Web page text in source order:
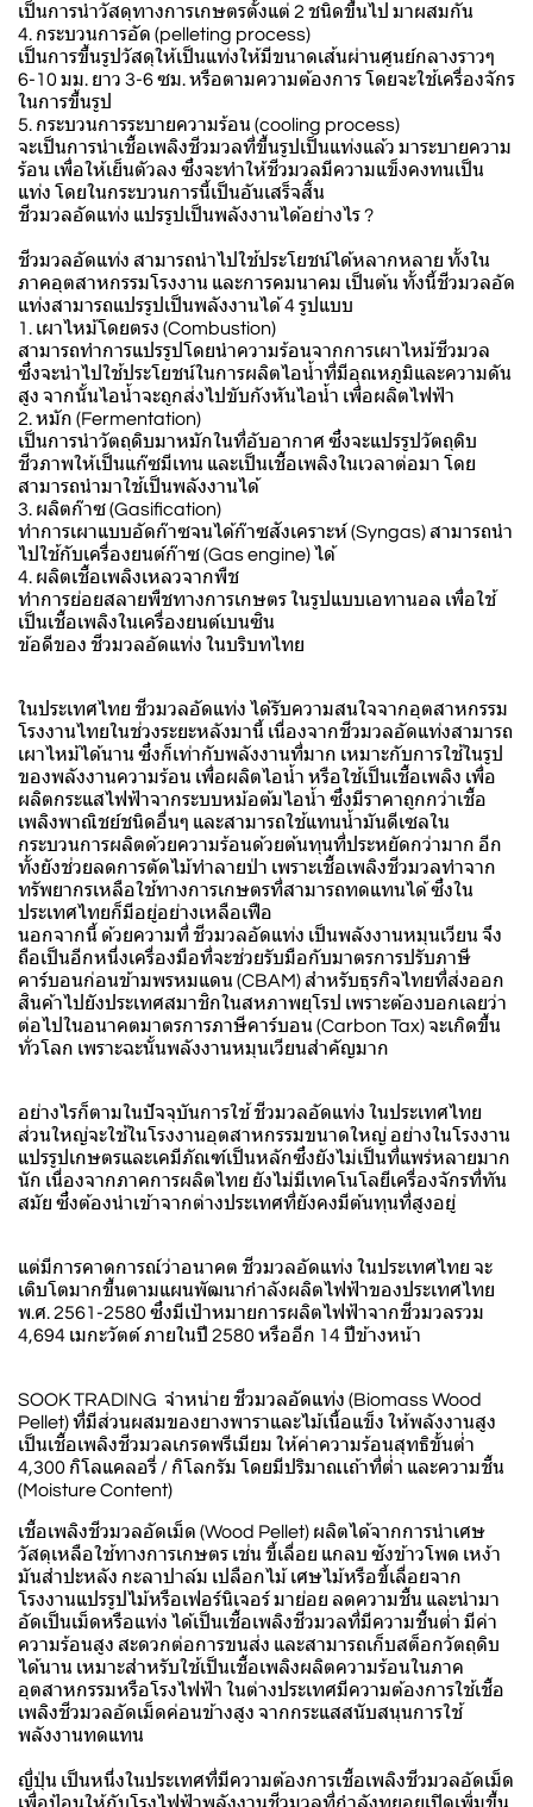
เป็นการนำวัสดุทางการเกษตรตั้งแต่ 2 ชนิดขึ้นไป มาผสมกัน
4. กระบวนการอัด (pelleting process)
เป็นการขึ้นรูปวัสดุให้เป็นแท่งให้มีขนาดเส้นผ่านศูนย์กลางราวๆ
6-10 มม. ยาว 3-6 ซม. หรือตามความต้องการ โดยจะใช้เครื่องจักร
ในการขึ้นรูป
5. กระบวนการระบายความร้อน (cooling process)
จะเป็นการนำเชื้อเพลิงชีวมวลที่ขึ้นรูปเป็นแท่งแล้ว มาระบายความ
ร้อน เพื่อให้เย็นตัวลง ซึ่งจะทำให้ชีวมวลมีความแข็งคงทนเป็น
แท่ง โดยในกระบวนการนี้เป็นอันเสร็จสิ้น
ชีวมวลอัดแท่ง แปรรูปเป็นพลังงานได้อย่างไร ?
ชีวมวลอัดแท่ง สามารถนำไปใช้ประโยชน์ได้หลากหลาย ทั้งใน
ภาคอุตสาหกรรมโรงงาน และการคมนาคม เป็นต้น ทั้งนี้ชีวมวลอัด
แท่งสามารถแปรรูปเป็นพลังงานได้ 4 รูปแบบ
1. เผาไหม้โดยตรง (Combustion)
สามารถทำการแปรรูปโดยนำความร้อนจากการเผาไหม้ชีวมวล
ซึ่งจะนำไปใช้ประโยชน์ในการผลิตไอน้ำที่มีอุณหภูมิและความดัน
สูง จากนั้นไอน้ำจะถูกส่งไปขับกังหันไอน้ำ เพื่อผลิตไฟฟ้า
2. หมัก (Fermentation)
เป็นการนำวัตถุดิบมาหมักในที่อับอากาศ ซึ่งจะแปรรูปวัตถุดิบ
ชีวภาพให้เป็นแก๊ซมีเทน และเป็นเชื้อเพลิงในเวลาต่อมา โดย
สามารถนำมาใช้เป็นพลังงานได้
3. ผลิตก๊าซ (Gasification)
ทำการเผาแบบอัดก๊าซจนได้ก๊าซสังเคราะห์ (Syngas) สามารถนำ
ไปใช้กับเครื่องยนต์ก๊าซ (Gas engine) ได้
4. ผลิตเชื้อเพลิงเหลวจากพืช
ทำการย่อยสลายพืชทางการเกษตร ในรูปแบบเอทานอล เพื่อใช้
เป็นเชื้อเพลิงในเครื่องยนต์เบนซิน
ข้อดีของ ชีวมวลอัดแท่ง ในบริบทไทย
ในประเทศไทย ชีวมวลอัดแท่ง ได้รับความสนใจจากอุตสาหกรรม
โรงงานไทยในช่วงระยะหลังมานี้ เนื่องจากชีวมวลอัดแท่งสามารถ
เผาไหม้ได้นาน ซึ่งก็เท่ากับพลังงานที่มาก เหมาะกับการใช้ในรูป
ของพลังงานความร้อน เพื่อผลิตไอน้ำ หรือใช้เป็นเชื้อเพลิง เพื่อ
ผลิตกระแสไฟฟ้าจากระบบหม้อต้มไอน้ำ ซึ่งมีราคาถูกกว่าเชื้อ
เพลิงพาณิชย์ชนิดอื่นๆ และสามารถใช้แทนน้ำมันดีเซลใน
กระบวนการผลิตด้วยความร้อนด้วยต้นทุนที่ประหยัดกว่ามาก อีก
ทั้งยังช่วยลดการตัดไม้ทำลายป่า เพราะเชื้อเพลิงชีวมวลทำจาก
ทรัพยากรเหลือใช้ทางการเกษตรที่สามารถทดแทนได้ ซึ่งใน
ประเทศไทยก็มีอยู่อย่างเหลือเฟือ
นอกจากนี้ ด้วยความที่ ชีวมวลอัดแท่ง เป็นพลังงานหมุนเวียน จึง
ถือเป็นอีกหนึ่งเครื่องมือที่จะช่วยรับมือกับมาตรการปรับภาษี
คาร์บอนก่อนข้ามพรหมแดน (CBAM) สำหรับธุรกิจไทยที่ส่งออก
สินค้าไปยังประเทศสมาชิกในสหภาพยุโรป เพราะต้องบอกเลยว่า
ต่อไปในอนาคตมาตรการภาษีคาร์บอน (Carbon Tax) จะเกิดขึ้น
ทั่วโลก เพราะฉะนั้นพลังงานหมุนเวียนสำคัญมาก
อย่างไรก็ตามในปัจจุบันการใช้ ชีวมวลอัดแท่ง ในประเทศไทย
ส่วนใหญ่จะใช้ในโรงงานอุตสาหกรรมขนาดใหญ่ อย่างในโรงงาน
แปรรูปเกษตรและเคมีภัณฑ์เป็นหลักซึ่งยังไม่เป็นที่แพร่หลายมาก
นัก เนื่องจากภาคการผลิตไทย ยังไม่มีเทคโนโลยีเครื่องจักรที่ทัน
สมัย ซึ่งต้องนำเข้าจากต่างประเทศที่ยังคงมีต้นทุนที่สูงอยู่
แต่มีการคาดการณ์ว่าอนาคต ชีวมวลอัดแท่ง ในประเทศไทย จะ
เติบโตมากขึ้นตามแผนพัฒนากำลังผลิตไฟฟ้าของประเทศไทย
พ.ศ. 2561-2580 ซึ่งมีเป้าหมายการผลิตไฟฟ้าจากชีวมวลรวม
4,694 เมกะวัตต์ ภายในปี 2580 หรืออีก 14 ปีข้างหน้า
SOOK TRADING จำหน่าย ชีวมวลอัดแท่ง (Biomass Wood
Pellet) ที่มีส่วนผสมของยางพาราและไม้เนื้อแข็ง ให้พลังงานสูง
เป็นเชื้อเพลิงชีวมวลเกรดพรีเมียม ให้ค่าความร้อนสุทธิขั้นต่ำ
4,300 กิโลแคลอรี่ / กิโลกรัม โดยมีปริมาณเถ้าที่ต่ำ และความชื้น
(Moisture Content)
เชื้อเพลิงชีวมวลอัดเม็ด (Wood Pellet) ผลิตได้จากการนำเศษ
วัสดุเหลือใช้ทางการเกษตร เช่น ขี้เลื่อย แกลบ ซังข้าวโพด เหง้า
มันสำปะหลัง กะลาปาล์ม เปลือกไม้ เศษไม้หรือขี้เลื่อยจาก
โรงงานแปรรูปไม้หรือเฟอร์นิเจอร์ มาย่อย ลดความชื้น และนำมา
อัดเป็นเม็ดหรือแท่ง ได้เป็นเชื้อเพลิงชีวมวลที่มีความชื้นต่ำ มีค่า
ความร้อนสูง สะดวกต่อการขนส่ง และสามารถเก็บสต็อกวัตถุดิบ
ได้นาน เหมาะสำหรับใช้เป็นเชื้อเพลิงผลิตความร้อนในภาค
อุตสาหกรรมหรือโรงไฟฟ้า ในต่างประเทศมีความต้องการใช้เชื้อ
เพลิงชีวมวลอัดเม็ดค่อนข้างสูง จากกระแสสนับสนุนการใช้
พลังงานทดแทน
ญี่ปุ่น เป็นหนึ่งในประเทศที่มีความต้องการเชื้อเพลิงชีวมวลอัดเม็ด
เพื่อป้อนให้กับโรงไฟฟ้าพลังงานชีวมวลที่กำลังทยอยเปิดเพิ่มขึ้น